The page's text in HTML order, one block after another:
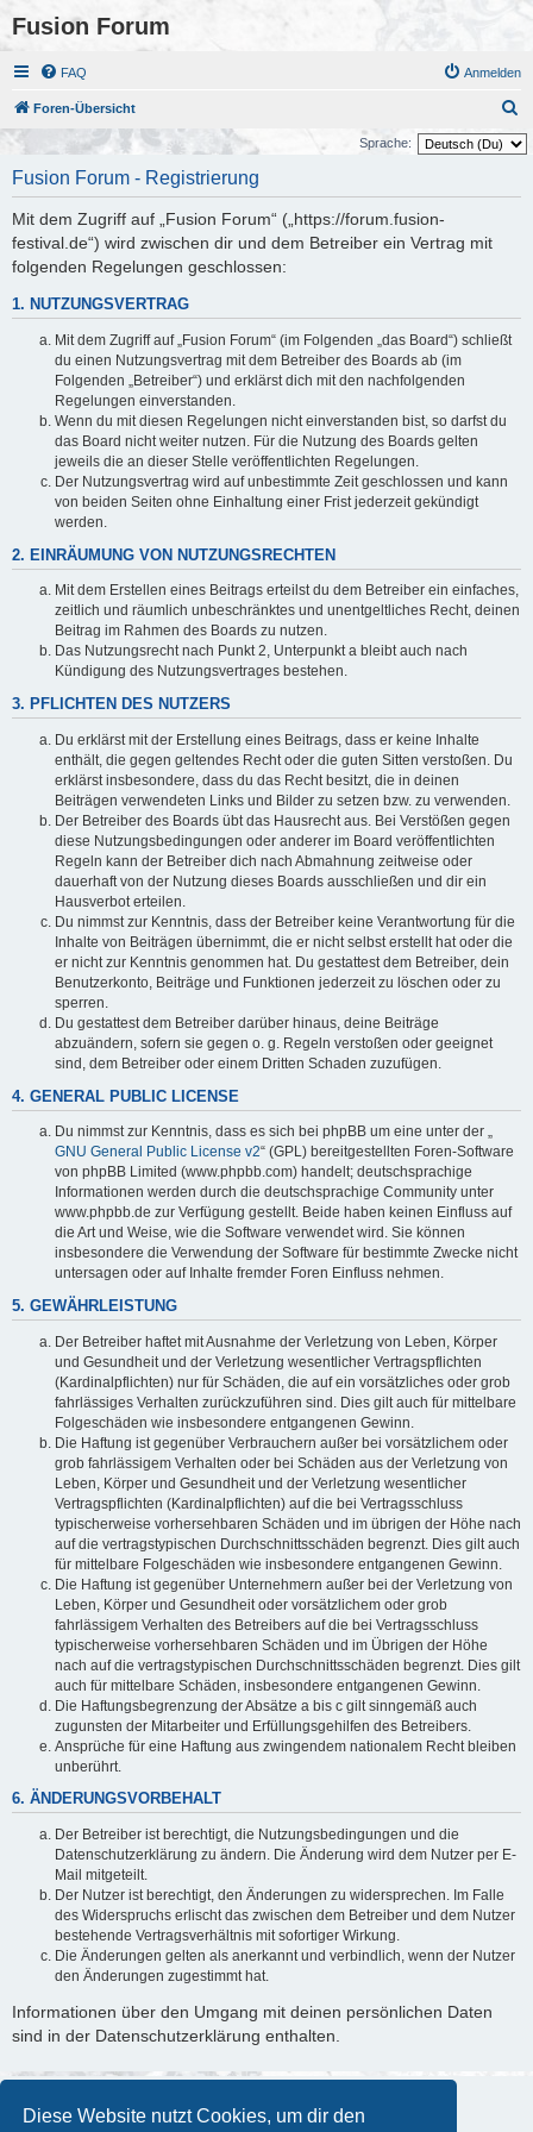
Diese Website nutzt Cookies, um dir den
Fusion Forum
FAQ Anmelden
Foren-Übersicht
u
Sprache:
Fusion Forum - Registrierung
Mit dem Zugriff auf „Fusion Forum“ („https://forum.fusion-
festival.de“) wird zwischen dir und dem Betreiber ein Vertrag mit
folgenden Regelungen geschlossen:
1. NUTZUNGSVERTRAG
Mit dem Zugriff auf „Fusion Forum“ (im Folgenden „das Board“) schließt
du einen Nutzungsvertrag mit dem Betreiber des Boards ab (im
Folgenden „Betreiber“) und erklärst dich mit den nachfolgenden
Regelungen einverstanden.
Wenn du mit diesen Regelungen nicht einverstanden bist, so darfst du
das Board nicht weiter nutzen. Für die Nutzung des Boards gelten
jeweils die an dieser Stelle veröffentlichten Regelungen.
Der Nutzungsvertrag wird auf unbestimmte Zeit geschlossen und kann
von beiden Seiten ohne Einhaltung einer Frist jederzeit gekündigt
werden.
2. EINRÄUMUNG VON NUTZUNGSRECHTEN
Mit dem Erstellen eines Beitrags erteilst du dem Betreiber ein einfaches,
zeitlich und räumlich unbeschränktes und unentgeltliches Recht, deinen
Beitrag im Rahmen des Boards zu nutzen.
Das Nutzungsrecht nach Punkt 2, Unterpunkt a bleibt auch nach
Kündigung des Nutzungsvertrages bestehen.
3. PFLICHTEN DES NUTZERS
Du erklärst mit der Erstellung eines Beitrags, dass er keine Inhalte
enthält, die gegen geltendes Recht oder die guten Sitten verstoßen. Du
erklärst insbesondere, dass du das Recht besitzt, die in deinen
Beiträgen verwendeten Links und Bilder zu setzen bzw. zu verwenden.
Der Betreiber des Boards übt das Hausrecht aus. Bei Verstößen gegen
diese Nutzungsbedingungen oder anderer im Board veröffentlichten
Regeln kann der Betreiber dich nach Abmahnung zeitweise oder
dauerhaft von der Nutzung dieses Boards ausschließen und dir ein
Hausverbot erteilen.
Du nimmst zur Kenntnis, dass der Betreiber keine Verantwortung für die
Inhalte von Beiträgen übernimmt, die er nicht selbst erstellt hat oder die
er nicht zur Kenntnis genommen hat. Du gestattest dem Betreiber, dein
Benutzerkonto, Beiträge und Funktionen jederzeit zu löschen oder zu
sperren.
Du gestattest dem Betreiber darüber hinaus, deine Beiträge
abzuändern, sofern sie gegen o. g. Regeln verstoßen oder geeignet
sind, dem Betreiber oder einem Dritten Schaden zuzufügen.
4. GENERAL PUBLIC LICENSE
Du nimmst zur Kenntnis, dass es sich bei phpBB um eine unter der „
GNU General Public License v2“ (GPL) bereitgestellten Foren-Software
von phpBB Limited (www.phpbb.com) handelt; deutschsprachige
Informationen werden durch die deutschsprachige Community unter
www.phpbb.de zur Verfügung gestellt. Beide haben keinen Einfluss auf
die Art und Weise, wie die Software verwendet wird. Sie können
insbesondere die Verwendung der Software für bestimmte Zwecke nicht
untersagen oder auf Inhalte fremder Foren Einfluss nehmen.
5. GEWÄHRLEISTUNG
Der Betreiber haftet mit Ausnahme der Verletzung von Leben, Körper
und Gesundheit und der Verletzung wesentlicher Vertragspflichten
(Kardinalpflichten) nur für Schäden, die auf ein vorsätzliches oder grob
fahrlässiges Verhalten zurückzuführen sind. Dies gilt auch für mittelbare
Folgeschäden wie insbesondere entgangenen Gewinn.
Die Haftung ist gegenüber Verbrauchern außer bei vorsätzlichem oder
grob fahrlässigem Verhalten oder bei Schäden aus der Verletzung von
Leben, Körper und Gesundheit und der Verletzung wesentlicher
Vertragspflichten (Kardinalpflichten) auf die bei Vertragsschluss
typischerweise vorhersehbaren Schäden und im übrigen der Höhe nach
auf die vertragstypischen Durchschnittsschäden begrenzt. Dies gilt auch
für mittelbare Folgeschäden wie insbesondere entgangenen Gewinn.
Die Haftung ist gegenüber Unternehmern außer bei der Verletzung von
Leben, Körper und Gesundheit oder vorsätzlichem oder grob
fahrlässigem Verhalten des Betreibers auf die bei Vertragsschluss
typischerweise vorhersehbaren Schäden und im Übrigen der Höhe
nach auf die vertragstypischen Durchschnittsschäden begrenzt. Dies gilt
auch für mittelbare Schäden, insbesondere entgangenen Gewinn.
Die Haftungsbegrenzung der Absätze a bis c gilt sinngemäß auch
zugunsten der Mitarbeiter und Erfüllungsgehilfen des Betreibers.
Ansprüche für eine Haftung aus zwingendem nationalem Recht bleiben
unberührt.
6. ÄNDERUNGSVORBEHALT
Der Betreiber ist berechtigt, die Nutzungsbedingungen und die
Datenschutzerklärung zu ändern. Die Änderung wird dem Nutzer per E-
Mail mitgeteilt.
Der Nutzer ist berechtigt, den Änderungen zu widersprechen. Im Falle
des Widerspruchs erlischt das zwischen dem Betreiber und dem Nutzer
bestehende Vertragsverhältnis mit sofortiger Wirkung.
Die Änderungen gelten als anerkannt und verbindlich, wenn der Nutzer
den Änderungen zugestimmt hat.
Informationen über den Umgang mit deinen persönlichen Daten
sind in der Datenschutzerklärung enthalten.